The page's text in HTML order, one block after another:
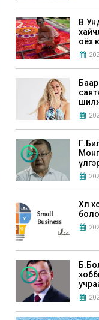
оёх
гэж
Хөл